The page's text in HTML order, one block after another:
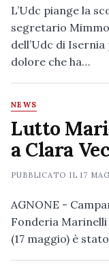
L’Udc piange la
segretario
dell’Udc di
dolore che ha…
NEWS
Lutto
a Clara
PUBBLICATO IL17
AGNONE -
Fonderia
(17 maggio) è